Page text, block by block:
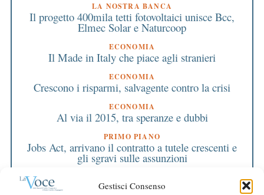
Gestisci Consenso
LA NOSTRA BANCA
Il progetto 400mila tetti fotovoltaici unisce Bcc,
Elmec Solar e Naturcoop
ECONOMIA
Il Made in Italy che piace agli stranieri
ECONOMIA
Crescono i risparmi, salvagente contro la crisi
ECONOMIA
Al via il 2015, tra speranze e dubbi
PRIMO PIANO
Jobs Act, arrivano il contratto a tutele crescenti e
gli sgravi sulle assunzioni
Dall’occupazione segnali di ripresa